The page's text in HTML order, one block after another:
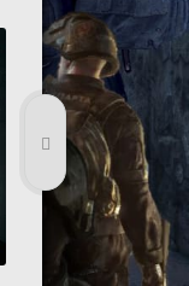
Coast Guard